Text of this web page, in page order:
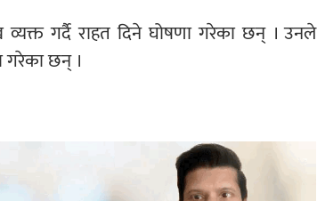
व्यक्त गर्दै राहत दिने घोषणा गरेका छन् । उनले
गरेका छन् ।